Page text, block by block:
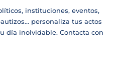
instituciones, eventos,
personaliza tus actos
día inolvidable. Contacta con